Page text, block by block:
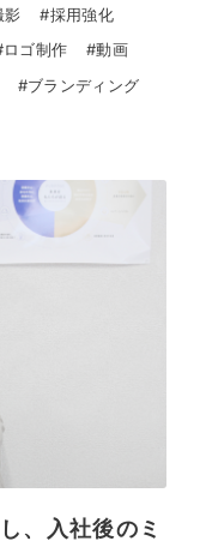
影
#採用強化
ロゴ制作
#動画
#ブランディング
、入社後のミ